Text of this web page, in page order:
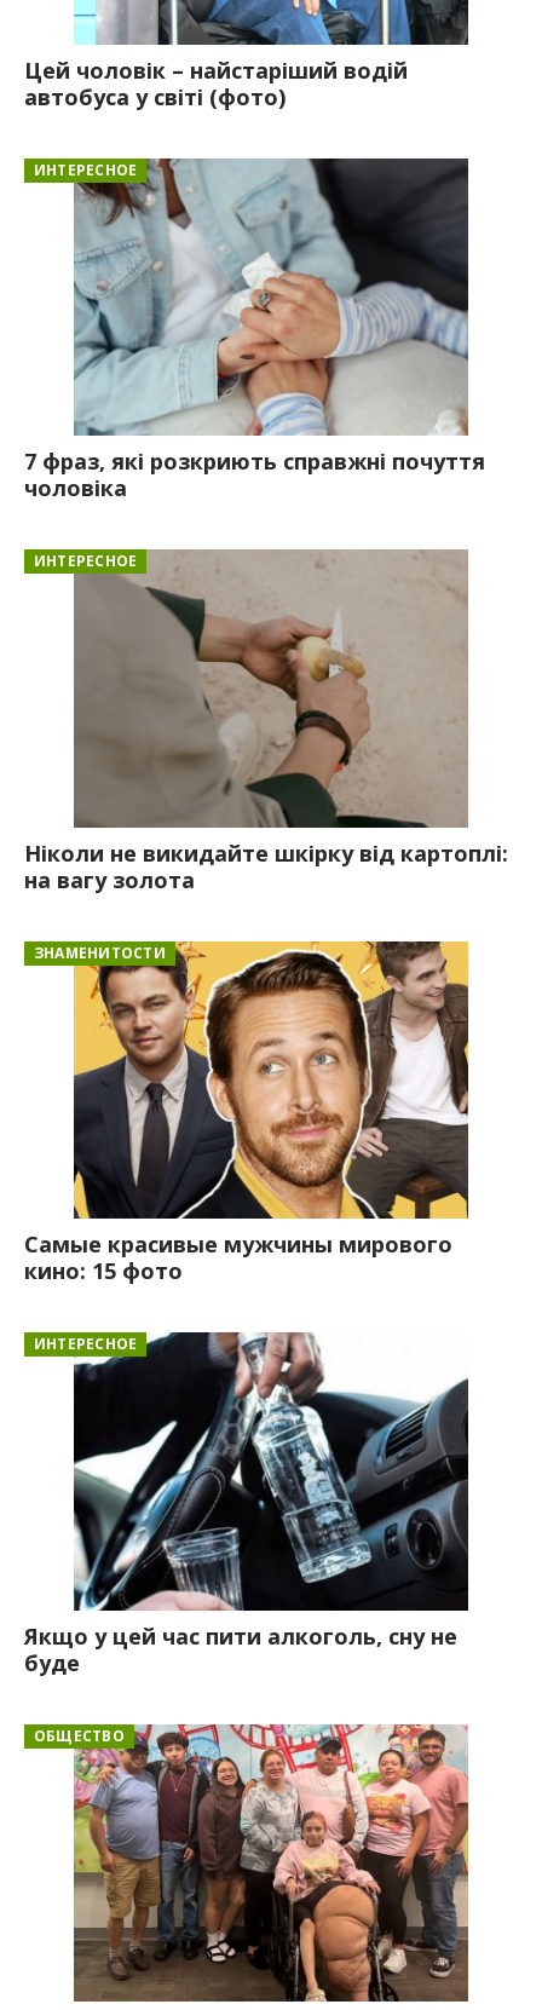
Цей чоловік – найстаріший водій
автобуса у світі (фото)
ИНТЕРЕСНОЕ
7 фраз, які розкриють справжні почуття
чоловіка
ИНТЕРЕСНОЕ
Ніколи не викидайте шкірку від картоплі:
на вагу золота
ЗНАМЕНИТОСТИ
Самые красивые мужчины мирового
кино: 15 фото
ИНТЕРЕСНОЕ
Якщо у цей час пити алкоголь, сну не
буде
ОБЩЕСТВО